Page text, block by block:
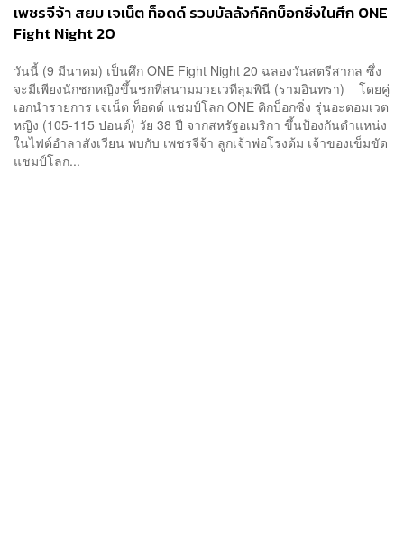
เพชรจีจ้า สยบ เจเน็ต ท็อดด์ รวบบัลลังก์คิกบ็อกซิ่งในศึก ONE
Fight Night 20
วันนี้ (9 มีนาคม) เป็นศึก ONE Fight Night 20 ฉลองวันสตรีสากล ซึ่ง
จะมีเพียงนักชกหญิงขึ้นชกที่สนามมวยเวทีลุมพินี (รามอินทรา) โดยคู่
เอกนำรายการ เจเน็ต ท็อดด์ แชมป์โลก ONE คิกบ็อกซิ่ง รุ่นอะตอมเวต
หญิง (105-115 ปอนด์) วัย 38 ปี จากสหรัฐอเมริกา ขึ้นป้องกันตำแหน่ง
ในไฟต์อำลาสังเวียน พบกับ เพชรจีจ้า ลูกเจ้าพ่อโรงต้ม เจ้าของเข็มขัด
แชมป์โลก...